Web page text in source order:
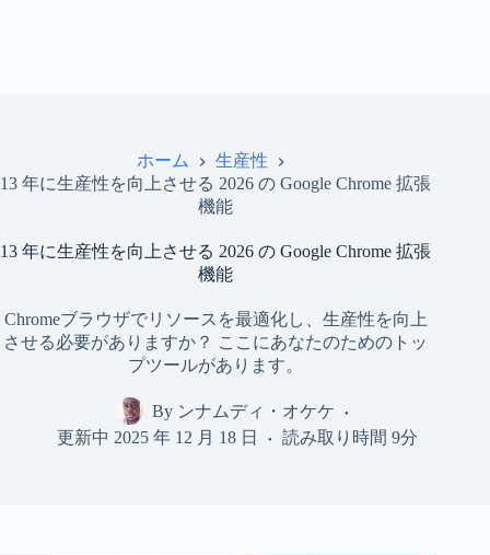
ホーム
生産性
13 年に生産性を向上させる 2026 の Google Chrome 拡張
機能
13 年に生産性を向上させる 2026 の Google Chrome 拡張
機能
Chromeブラウザでリソースを最適化し、生産性を向上
させる必要がありますか？ ここにあなたのためのトッ
プツールがあります。
By ンナムディ・オケケ
更新中 2025 年 12 月 18 日 読み取り時間 9分